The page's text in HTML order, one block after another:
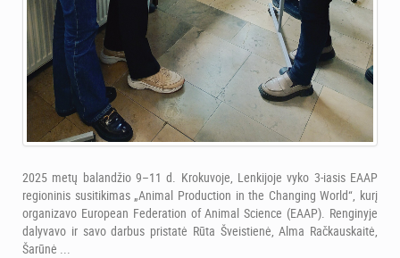
2025 metų balandžio 9–11 d. Krokuvoje, Lenkijoje vyko 3-iasis EAAP
regioninis susitikimas „Animal Production in the Changing World“, kurį
organizavo European Federation of Animal Science (EAAP). Renginyje
dalyvavo ir savo darbus pristatė Rūta Šveistienė, Alma Račkauskaitė,
Šarūnė ...